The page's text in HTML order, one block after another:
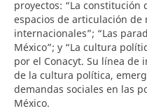
proyectos: “La constitución
espacios de articulación de
internacionales”; “Las
México”; y “La cultura
por el Conacyt. Su línea de
de la cultura política,
demandas sociales en las
México.